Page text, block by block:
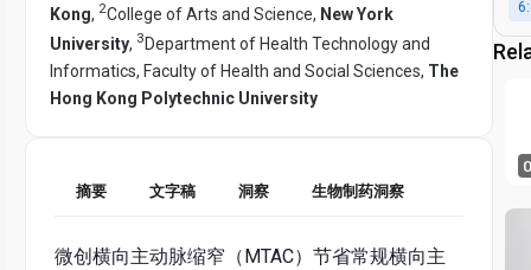
Kong, 2College of Arts and Science, New York
University, 3 Department of Health Technology and
Informatics, Faculty of Health and Social Sciences, The
Hong Kong Polytechnic University
摘要 文字稿 洞察 生物制药洞察
微创横向主动脉缩窄（MTAC）节省常规横向主